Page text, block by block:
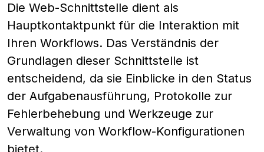
Die Web-Schnittstelle dient als
Hauptkontaktpunkt für die Interaktion mit
Ihren Workflows. Das Verständnis der
Grundlagen dieser Schnittstelle ist
entscheidend, da sie Einblicke in den Status
der Aufgabenausführung, Protokolle zur
Fehlerbehebung und Werkzeuge zur
Verwaltung von Workflow-Konfigurationen
bietet.